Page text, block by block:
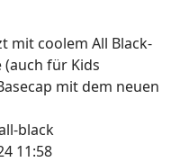
mit coolem All Black-
(auch für Kids
mit dem neuen
black
11:58